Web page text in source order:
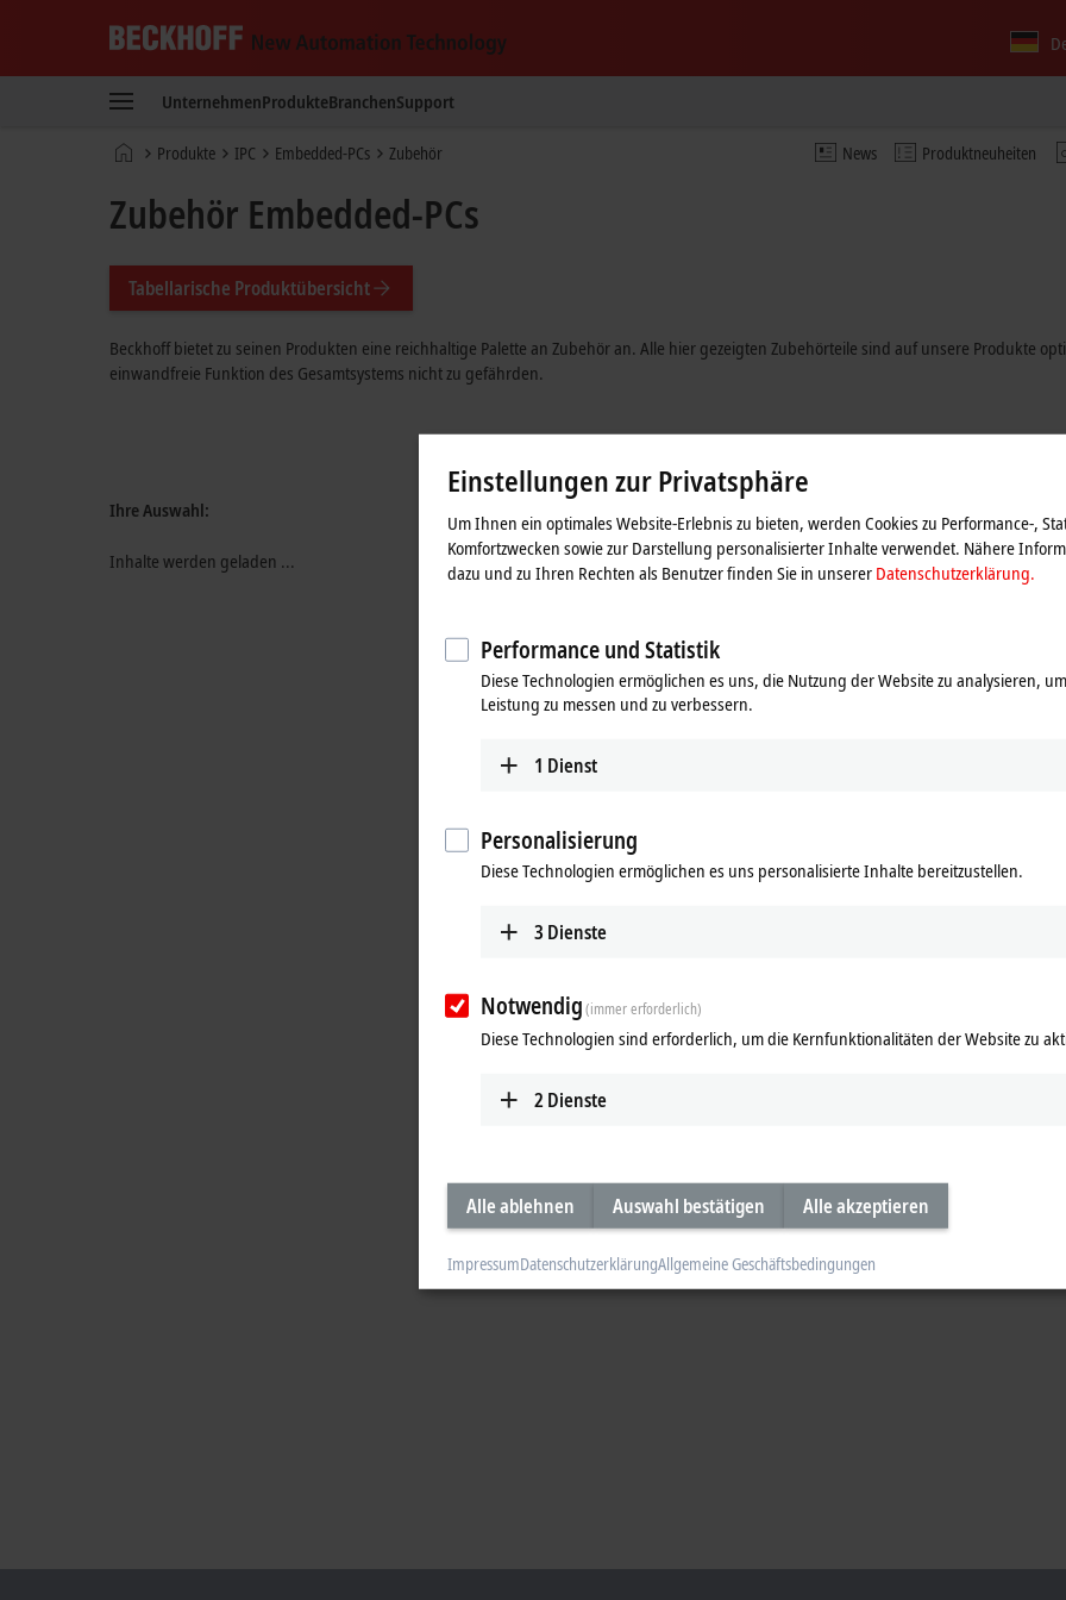
New
Technology
UnternehmenProdukteBranchenSupport
News Produktneuheiten
StartseiteProdukte IPC Embedded-PCs Zubehör
Zubehör Embedded-PCs
Tabellarische Produktübersicht
Beckhoff bietet zu seinen Produkten eine reichhaltige Palette an Zubehör an. Alle hier gezeigten Zubehörteile sind auf unsere Produkte
einwandfreie Funktion des Gesamtsystems nicht zu gefährden.
Ihre Auswahl:
Inhalte werden geladen ...
Einstellungen zur Privatsphäre
Um Ihnen ein optimales Website-Erlebnis zu bieten, werden Cookies zu Performance-,
Komfortzwecken sowie zur Darstellung personalisierter Inhalte verwendet. Nähere
dazu und zu Ihren Rechten als Benutzer finden Sie in unserer Datenschutzerklärung.
Performance und Statistik
Diese Technologien ermöglichen es uns, die Nutzung der Website zu analysieren,
Leistung zu messen und zu verbessern.
1 Dienst
Personalisierung
Diese Technologien ermöglichen es uns personalisierte Inhalte bereitzustellen.
3 Dienste
Notwendig(immer erforderlich)
Diese Technologien sind erforderlich, um die Kernfunktionalitäten der Website zu
2 Dienste
Alle ablehnen Auswahl bestätigen Alle akzeptieren
ImpressumDatenschutzerklärungAllgemeine Geschäftsbedingungen